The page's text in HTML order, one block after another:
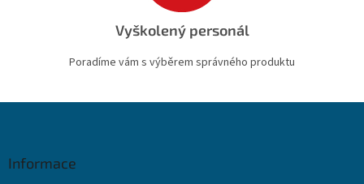
Vyškolený personál
Poradíme vám s výběrem správného produktu
Informace